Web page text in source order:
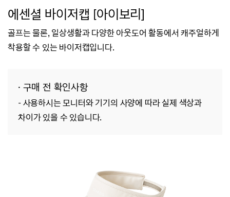
에센셜 바이저캡 [아이보리]
골프는 물론, 일상생활과 다양한아웃도어 활동에서 캐주얼하게
착용할 수 있는 바이저캡입니다.
· 구매 전 확인사항
- 사용하시는 모니터와 기기의 사양에 따라 실제 색상과
차이가 있을 수 있습니다.